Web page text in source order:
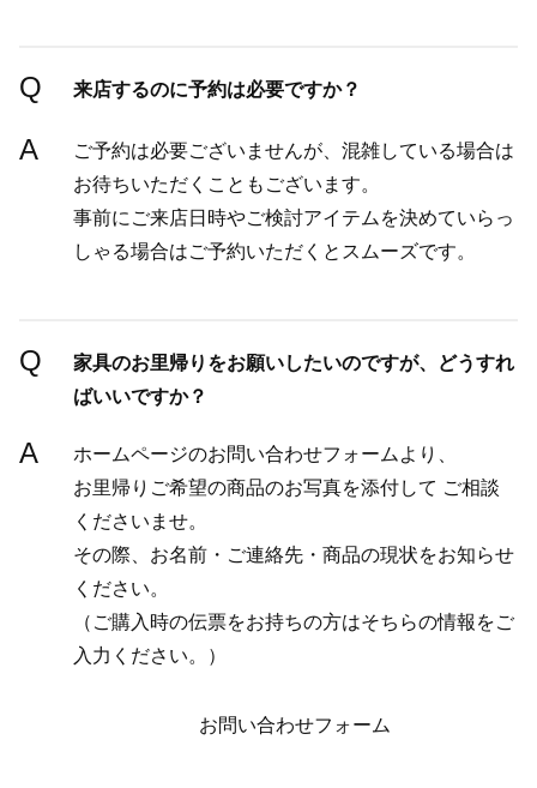
Q 来店するのに予約は必要ですか？
A
ご予約は必要ございませんが、混雑している場合は
お待ちいただくこともございます。
事前にご来店日時やご検討アイテムを決めていらっ
しゃる場合はご予約いただくとスムーズです。
Q
家具のお里帰りをお願いしたいのですが、どうすれ
ばいいですか？
A
ホームページのお問い合わせフォームより、
お里帰りご希望の商品のお写真を添付して ご相談
くださいませ。
その際、お名前・ご連絡先・商品の現状をお知らせ
ください。
（ご購入時の伝票をお持ちの方はそちらの情報をご
入力ください。）
お問い合わせフォーム